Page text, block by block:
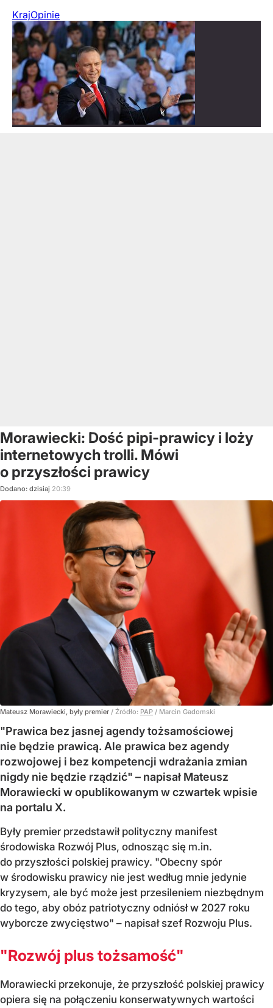
KrajOpinie
Morawiecki: Dość pipi-prawicy i loży
internetowych trolli. Mówi
o przyszłości prawicy
Dodano: dzisiaj 20:39
Mateusz Morawiecki, były premier / Źródło: PAP / Marcin Gadomski
"Prawica bez jasnej agendy tożsamościowej
nie będzie prawicą. Ale prawica bez agendy
rozwojowej i bez kompetencji wdrażania zmian
nigdy nie będzie rządzić" – napisał Mateusz
Morawiecki w opublikowanym w czwartek wpisie
na portalu X.
Były premier przedstawił polityczny manifest
środowiska Rozwój Plus, odnosząc się m.in.
do przyszłości polskiej prawicy. "Obecny spór
w środowisku prawicy nie jest według mnie jedynie
kryzysem, ale być może jest przesileniem niezbędnym
do tego, aby obóz patriotyczny odniósł w 2027 roku
wyborcze zwycięstwo" – napisał szef Rozwoju Plus.
"Rozwój plus tożsamość"
Morawiecki przekonuje, że przyszłość polskiej prawicy
opiera się na połączeniu konserwatywnych wartości